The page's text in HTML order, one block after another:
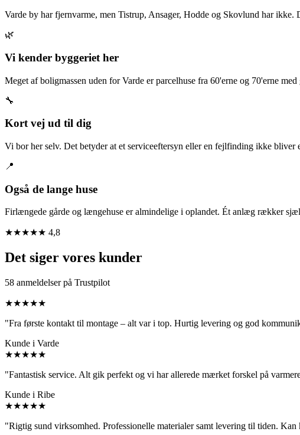
Varde by har fjernvarme, men Tistrup, Ansager, Hodde og Skovlund har
🌿
Vi kender byggeriet her
Meget af boligmassen uden for Varde er parcelhuse fra 60'erne og 70'erne
🔧
Kort vej ud til dig
Vi bor her selv. Det betyder at et serviceeftersyn eller en fejlfinding ikke
📍
Også de lange huse
Firlængede gårde og længehuse er almindelige i oplandet. Ét anlæg rækker
★★★★★ 4,8
Det siger vores kunder
58 anmeldelser på Trustpilot
★★★★★
"Fra første kontakt til montage – alt var i top. Hurtig levering og god
Kunde i Varde
★★★★★
"Fantastisk service. Alt gik perfekt og vi har allerede mærket forskel på
Kunde i Ribe
★★★★★
"Rigtig sund virksomhed. Professionelle materialer samt levering til tiden. Kan